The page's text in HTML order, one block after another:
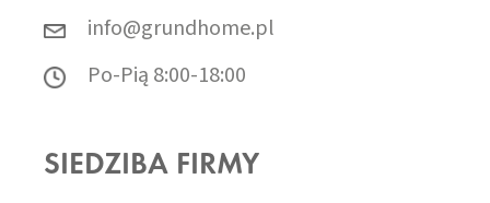
info@grundhome.pl
Po-Pią 8:00-18:00
SIEDZIBA FIRMY